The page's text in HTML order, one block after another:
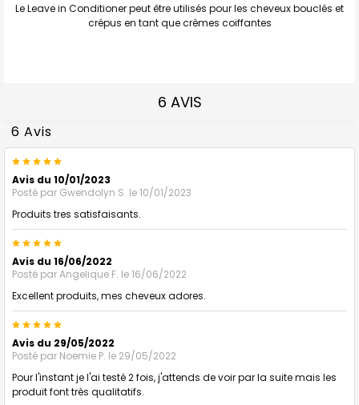
Le Leave in Conditioner peut être utilisés pour les cheveux bouclés et
crépus en tant que crèmes coiffantes
6 AVIS
6 Avis
5
Avis du 10/01/2023
Posté par Gwendolyn S. le 10/01/2023
Produits tres satisfaisants.
5
Avis du 16/06/2022
Posté parAngelique F. le 16/06/2022
Excellent produits, mes cheveux adores.
5
Avis du 29/05/2022
Posté par Noemie P. le 29/05/2022
Pour l'instant je l'ai testé 2 fois, j'attends de voir par la suite mais les
produit font très qualitatifs.